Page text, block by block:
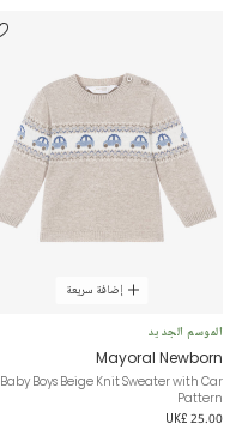
إضافة سريعة
الموسم الجديد
Mayoral Newborn
Baby Boys Beige Knit Sweater with Car
Pattern
UK£ 25.00